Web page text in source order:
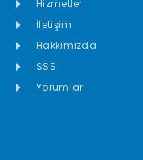
Hizmetler
İletişim
Hakkımızda
SSS
Yorumlar